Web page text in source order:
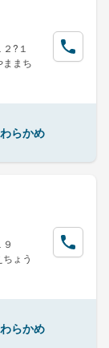
?１
ままち
らかめ
ょう
らかめ